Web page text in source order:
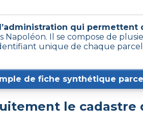
qui permettent
Napoléon. Il se compose de
unique de chaque
de fiche synthétique
le cadastre